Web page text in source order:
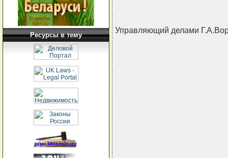
Ресурсы в тему
Управляющий делами